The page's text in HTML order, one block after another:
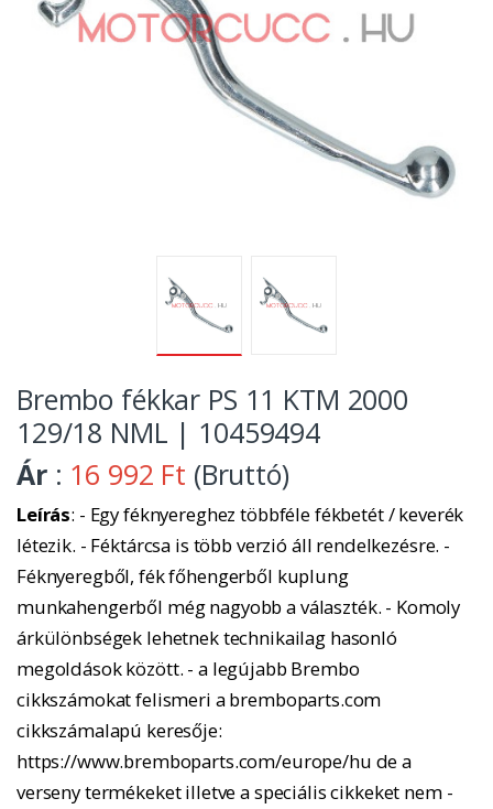
Brembo fékkar PS 11 KTM 2000
129/18 NML | 10459494
Ár : 16 992 Ft (Bruttó)
Leírás: - Egy féknyereghez többféle fékbetét / keverék
létezik. - Féktárcsa is több verzió áll rendelkezésre. -
Féknyeregből, fék főhengerből kuplung
munkahengerből még nagyobb a választék. - Komoly
árkülönbségek lehetnek technikailag hasonló
megoldások között. - a legújabb Brembo
cikkszámokat felismeri a bremboparts.com
cikkszámalapú keresője:
https://www.bremboparts.com/europe/hu de a
verseny termékeket illetve a speciális cikkeket nem -